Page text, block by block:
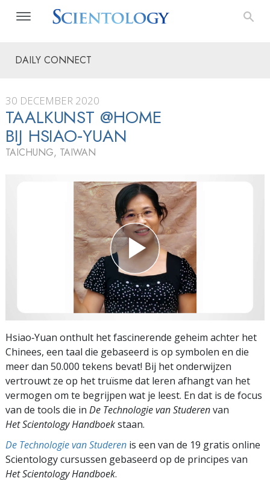
DAILY CONNECT
30 DECEMBER 2020
TAALKUNST @HOME
BIJ HSIAO‑YUAN
TAICHUNG, TAIWAN
Hsiao‑Yuan onthult het fascinerende geheim achter het
Chinees, een taal die gebaseerd is op symbolen en die
meer dan 50.000 tekens bevat! Bij het onderwijzen
vertrouwt ze op het truïsme dat leren afhangt van het
vermogen om te begrijpen wat je leest. En dat is de focus
van de tools die in De Technologie van Studerenvan
Het Scientology Handboekstaan.
De Technologie van Studeren is een van de 19 gratis online
Scientology cursussen gebaseerd op de principes van
Het Scientology Handboek.